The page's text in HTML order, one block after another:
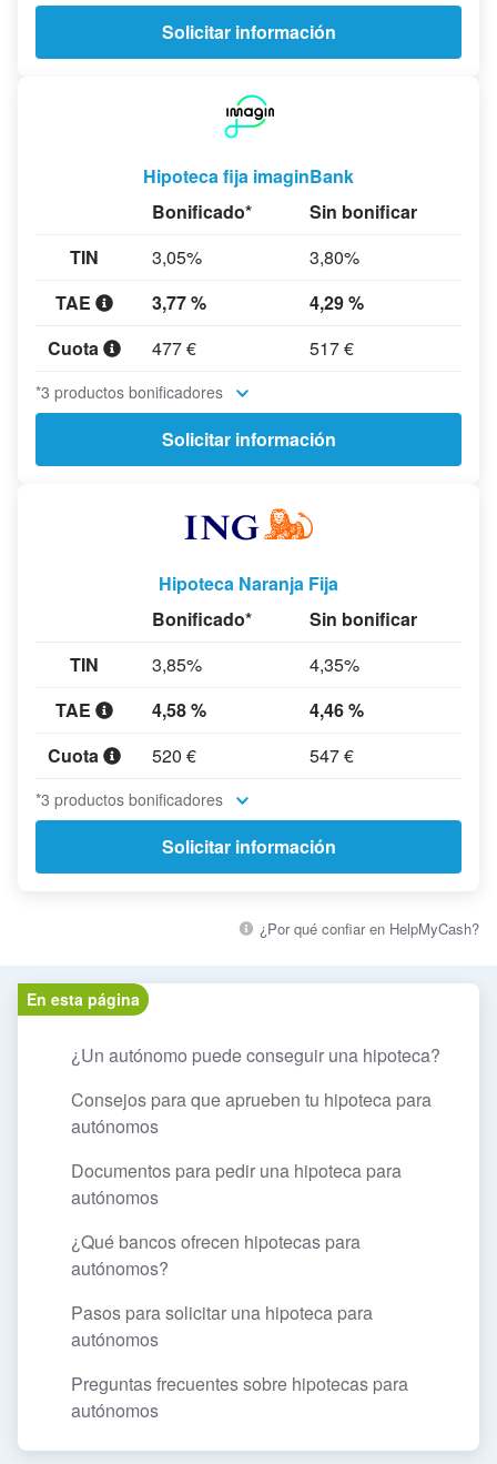
Solicitar información
Hipoteca fija imaginBank
Bonificado*
Sin bonificar
TIN
3,05%
3,80%
TAE
3,77 %
4,29 %
Cuota
477 € 517 €
*3 productos bonificadores
Solicitar información
Hipoteca Naranja Fija
Bonificado*
Sin bonificar
TIN
3,85%
4,35%
TAE
4,58 %
4,46 %
Cuota
520 € 547 €
*3 productos bonificadores
Solicitar información
¿Por qué confiar en HelpMyCash?
En esta página
¿Un autónomo puede conseguir una hipoteca?
Consejos para que aprueben tu hipoteca para
autónomos
Documentos para pedir una hipoteca para
autónomos
¿Qué bancos ofrecen hipotecas para
autónomos?
Pasos para solicitar una hipoteca para
autónomos
Preguntas frecuentes sobre hipotecas para
autónomos